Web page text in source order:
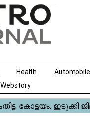
Health Automobile
Webstory